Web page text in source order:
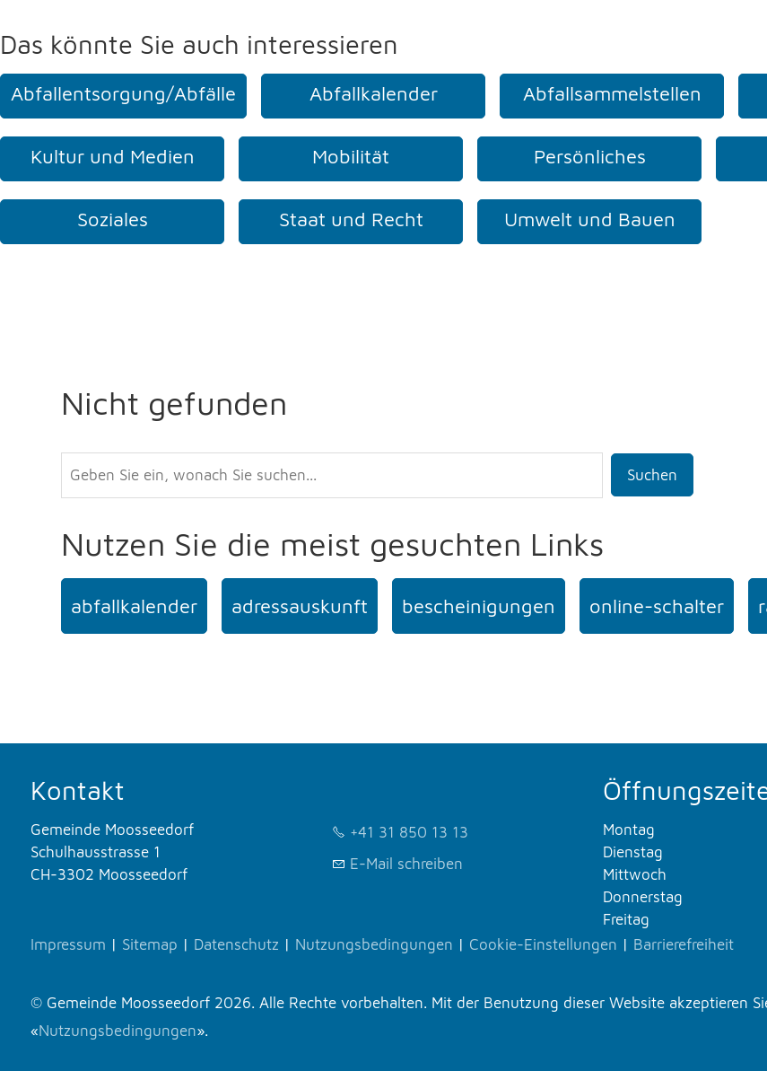
Das könnte Sie auch interessieren
Abfallentsorgung/Abfälle Abfallkalender Abfallsammelstellen
Kultur und Medien Mobilität Persönliches
Soziales Staat und Recht Umwelt und Bauen
Nicht gefunden
Suchen
Nutzen Sie die meist gesuchten Links
abfallkalender adressauskunft bescheinigungen online-schalter
Kontakt
Gemeinde Moosseedorf
Schulhausstrasse 1
CH-3302 Moosseedorf
+41 31 850 13 13
E-Mail schreiben
Montag
Dienstag
Mittwoch
Donnerstag
Freitag
Impressum | Sitemap | Datenschutz | Nutzungsbedingungen | Cookie-Einstellungen | Barrierefreiheit
© Gemeinde Moosseedorf 2026. Alle Rechte vorbehalten. Mit der Benutzung dieser Website akzeptieren
«Nutzungsbedingungen».